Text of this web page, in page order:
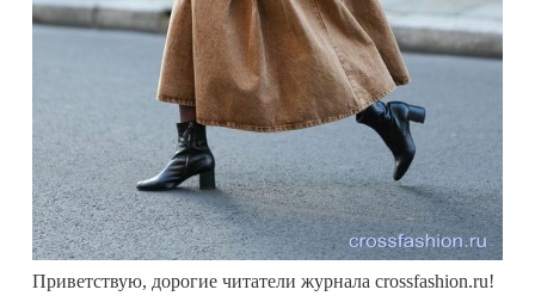
Приветствую, дорогие читатели журнала crossfashion.ru!